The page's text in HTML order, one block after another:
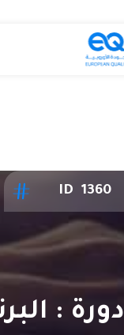
ID 1360
دورة :